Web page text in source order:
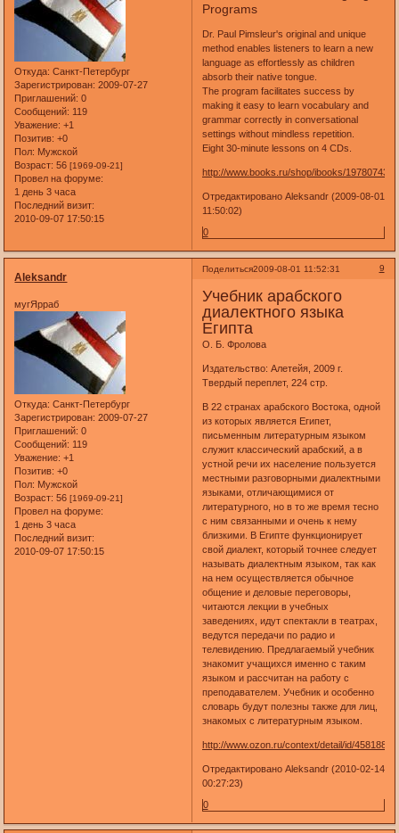
Откуда: Санкт-Петербург
Зарегистрирован: 2009-07-27
Приглашений: 0
Сообщений: 119
Уважение: +1
Позитив: +0
Пол: Мужской
Возраст: 56[1969-09-21]
Провел на форуме:
1 день 3 часа
Последний визит:
2010-09-07 17:50:15
Programs
Dr. Paul Pimsleur's original and unique
method enables listeners to learn a new
language as effortlessly as children
absorb their native tongue.
The program facilitates success by
making it easy to learn vocabulary and
grammar correctly in conversational
settings without mindless repetition.
Eight 30-minute lessons on 4 CDs.
http://www.books.ru/shop/ibooks/
Отредактировано Aleksandr (2009-08-01
11:50:02)
0
Поделиться 9
2009-08-01 11:52:31
Aleksandr
мугЯрраб
Откуда: Санкт-Петербург
Зарегистрирован: 2009-07-27
Приглашений: 0
Сообщений: 119
Уважение: +1
Позитив: +0
Пол: Мужской
Возраст: 56[1969-09-21]
Провел на форуме:
1 день 3 часа
Последний визит:
2010-09-07 17:50:15
Учебник арабского
диалектного языка
Египта
О. Б. Фролова
Издательство: Алетейя, 2009 г.
Твердый переплет, 224 стр.
В 22 странах арабского Востока, одной
из которых является Египет,
письменным литературным языком
служит классический арабский, а в
устной речи их население пользуется
местными разговорными диалектными
языками, отличающимися от
литературного, но в то же время тесно
с ним связанными и очень к нему
близкими. В Египте функционирует
свой диалект, который точнее следует
называть диалектным языком, так как
на нем осуществляется обычное
общение и деловые переговоры,
читаются лекции в учебных
заведениях, идут спектакли в театрах,
ведутся передачи по радио и
телевидению. Предлагаемый учебник
знакомит учащихся именно с таким
языком и рассчитан на работу с
преподавателем. Учебник и особенно
словарь будут полезны также для лиц,
знакомых с литературным языком.
http://www.ozon.ru/context/detail/id/4581888/
Отредактировано Aleksandr (2010-02-14
00:27:23)
0